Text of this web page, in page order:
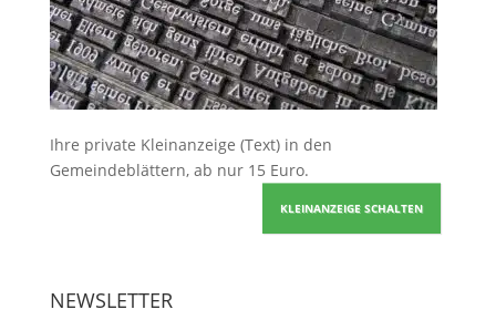
Ihre private Kleinanzeige (Text) in den
Gemeindeblättern, ab nur 15 Euro.
KLEINANZEIGE SCHALTEN
NEWSLETTER